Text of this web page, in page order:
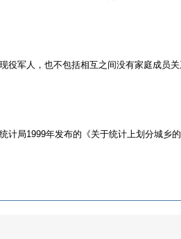
役军人，也不包括相互之间没有家庭成员
计局1999年发布的《关于统计上划分城乡